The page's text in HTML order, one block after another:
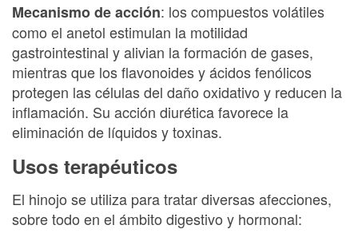
Mecanismo de acción: los compuestos volátiles
como el anetol estimulan la motilidad
gastrointestinal y alivian la formación de gases,
mientras que los flavonoides y ácidos fenólicos
protegen las células del daño oxidativo y reducen la
inflamación. Su acción diurética favorece la
eliminación de líquidos y toxinas.
Usos terapéuticos
El hinojo se utiliza para tratar diversas afecciones,
sobre todo en el ámbito digestivo y hormonal: